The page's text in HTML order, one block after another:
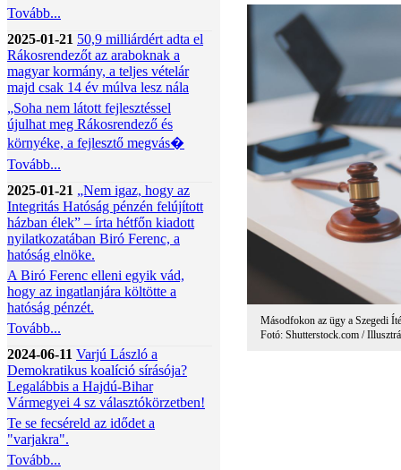
Tovább...
2025-01-21 50,9 milliárdért adta el
Rákosrendezőt az araboknak a
magyar kormány, a teljes vételár
majd csak 14 év múlva lesz nála
„Soha nem látott fejlesztéssel
újulhat meg Rákosrendező és
környéke, a fejlesztő megvás�
Tovább...
2025-01-21 „Nem igaz, hogy az
Integritás Hatóság pénzén felújított
házban élek” – írta hétfőn kiadott
nyilatkozatában Biró Ferenc, a
hatóság elnöke.
A Biró Ferenc elleni egyik vád,
hogy az ingatlanjára költötte a
hatóság pénzét.
Tovább...
2024-06-11 Varjú László a
Demokratikus koalíció sírásója?
Legalábbis a Hajdú-Bihar
Vármegyei 4 sz választókörzetben!
Te se fecséreld az idődet a
"varjakra".
Tovább...
Másodfokon az ügy a Szegedi
Fotó: Shutterstock.com /